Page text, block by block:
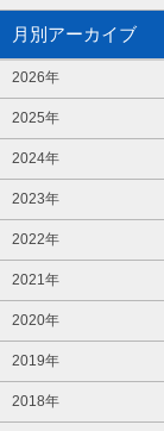
月別アーカイブ
2026年
2025年
2024年
2023年
2022年
2021年
2020年
2019年
2018年